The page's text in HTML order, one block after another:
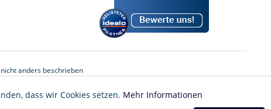
anders beschrieben
dass wir Cookies setzen. Mehr Informationen